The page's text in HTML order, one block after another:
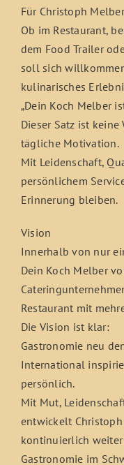
Für Christoph
Ob im Restaurant,
dem Food Trailer
soll sich
kulinarisches
„Dein Koch Melber
Dieser Satz ist keine
tägliche Motivation.
Mit Leidenschaft,
persönlichem
Erinnerung bleiben.
Vision
Innerhalb von nur
Dein Koch Melber
Restaurant mit
Die Vision ist klar:
Gastronomie neu
International
persönlich.
Mit Mut,
entwickelt
kontinuierlich
Gastronomie im